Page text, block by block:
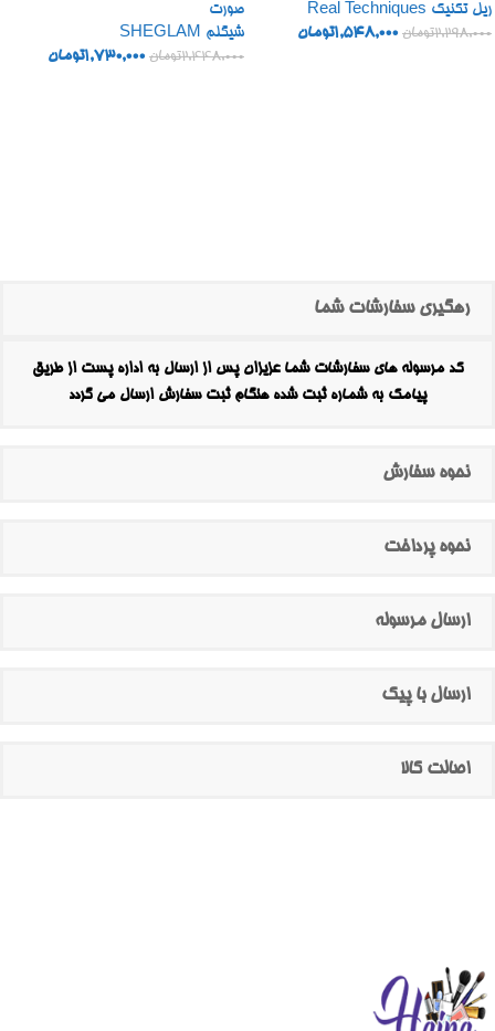
ریل تکنیک Real Techniques
2,298,000تومان 1,548,000تومان
صورت
شیگلم SHEGLAM
2,448,000تومان 1,730,000تومان
رهگیری سفارشات شما
کد مرسوله های سفارشات شما عزیزان پس از ارسال به اداره پست از طریق
پیامک به شماره ثبت شده هنگام ثبت سفارش ارسال می گردد
نحوه سفارش
نحوه پرداخت
ارسال مرسوله
ارسال با پیک
اصالت کالا